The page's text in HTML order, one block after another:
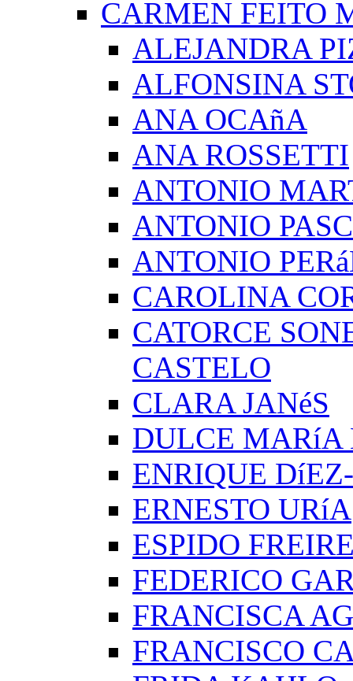
CARMEN FEITO
ALEJANDRA
ALFONSINA
ANA OCAñA
ANA ROSSETTI
ANTONIO
ANTONIO
ANTONIO
CAROLINA
CATORCE
CASTELO
CLARA JANéS
DULCE MARíA
ENRIQUE
ERNESTO URíA
ESPIDO
FEDERICO
FRANCISCA
FRANCISCO